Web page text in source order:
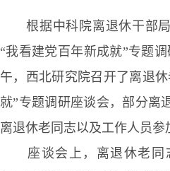
根据中科院离退休干部
“我看建党百年新成就”专题
午，西北研究院召开了离退
就”专题调研座谈会，部分离
离退休老同志以及工作人员参
座谈会上，离退休老